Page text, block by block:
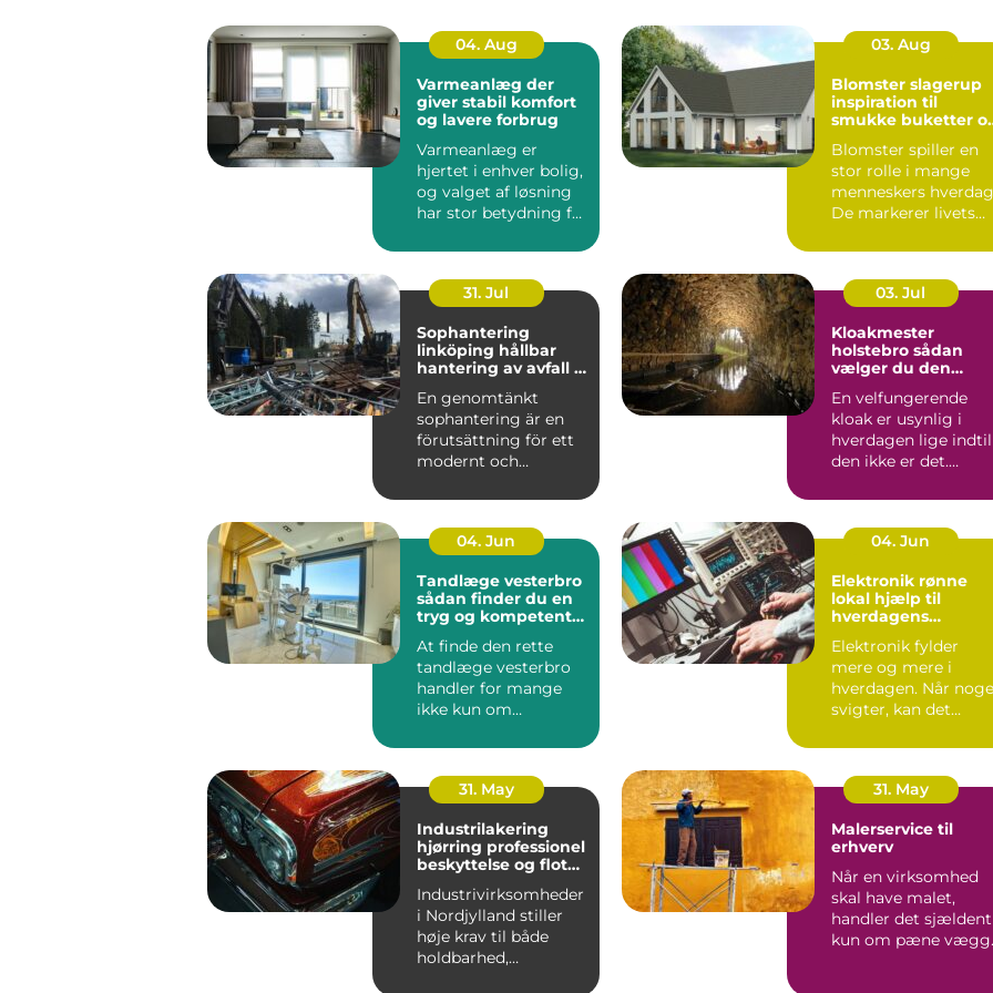
04. Aug
Varmeanlæg der
giver stabil komfort
og lavere forbrug
Varmeanlæg er
hjertet i enhver bolig,
og valget af løsning
har stor betydning for
03. Aug
Blomster slagerup
inspiration til
smukke buketter
arrangementer
Blomster spiller en
stor rolle i mange
menneskers
De markerer livets
skabe...
31. Jul
Sophantering
linköping hållbar
hantering av avfall i
En genomtänkt
sophantering är en
förutsättning för ett
modernt och
I en växande...
03. Jul
Kloakmester
holstebro sådan
vælger du den
En velfungerende
kloak er usynlig i
hverdagen lige indtil
den ikke er det.
tilstoppede a...
04. Jun
Tandlæge vesterbro
sådan finder du en
tryg og kompetent
At finde den rette
tandlæge vesterbro
handler for mange
ikke kun om
Tryghed, ty...
04. Jun
Elektronik rønne
lokal hjælp til
hverdagens
Elektronik fylder
mere og mere i
hverdagen. Når
svigter, kan det
både arbejd...
31. May
Industrilakering
hjørring professionel
beskyttelse og flot
Industrivirksomheder
i Nordjylland stiller
høje krav til både
holdbarhed,
31. May
Malerservice til
erhverv
Når en virksomhed
skal have malet,
handler det sjældent
kun om pæne